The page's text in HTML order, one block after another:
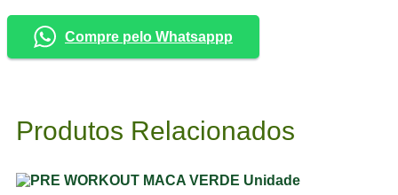
Unidade
quantidadeCompre pelo Whatsappp
Produtos Relacionados